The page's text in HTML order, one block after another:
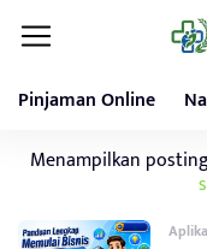
Pinjaman Online
Menampilkan